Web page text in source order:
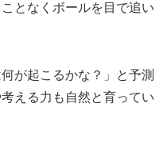
となくボールを目で追い
が起こるかな？」と予測
える力も自然と育ってい